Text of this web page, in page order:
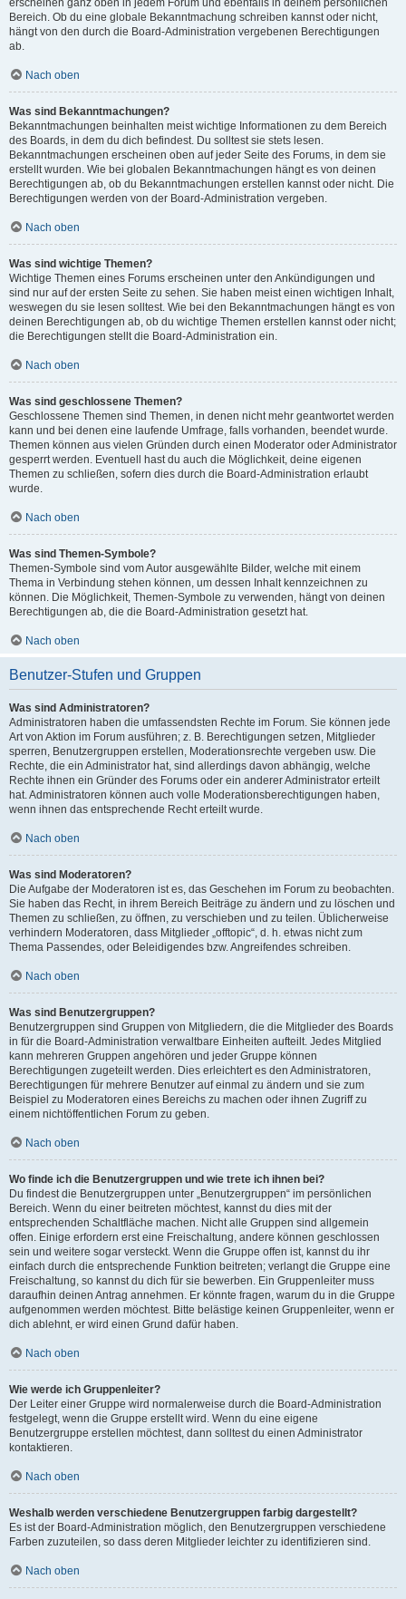
erscheinen ganz oben in jedem Forum und ebenfalls in deinem persönlichen
Bereich. Ob du eine globale Bekanntmachung schreiben kannst oder nicht,
hängt von den durch die Board-Administration vergebenen Berechtigungen
ab.
Nach oben
Was sind Bekanntmachungen?
Bekanntmachungen beinhalten meist wichtige Informationen zu dem Bereich
des Boards, in dem du dich befindest. Du solltest sie stets lesen.
Bekanntmachungen erscheinen oben auf jeder Seite des Forums, in dem sie
erstellt wurden. Wie bei globalen Bekanntmachungen hängt es von deinen
Berechtigungen ab, ob du Bekanntmachungen erstellen kannst oder nicht. Die
Berechtigungen werden von der Board-Administration vergeben.
Nach oben
Was sind wichtige Themen?
Wichtige Themen eines Forums erscheinen unter den Ankündigungen und
sind nur auf der ersten Seite zu sehen. Sie haben meist einen wichtigen Inhalt,
weswegen du sie lesen solltest. Wie bei den Bekanntmachungen hängt es von
deinen Berechtigungen ab, ob du wichtige Themen erstellen kannst oder nicht;
die Berechtigungen stellt die Board-Administration ein.
Nach oben
Was sind geschlossene Themen?
Geschlossene Themen sind Themen, in denen nicht mehr geantwortet werden
kann und bei denen eine laufende Umfrage, falls vorhanden, beendet wurde.
Themen können aus vielen Gründen durch einen Moderator oder Administrator
gesperrt werden. Eventuell hast du auch die Möglichkeit, deine eigenen
Themen zu schließen, sofern dies durch die Board-Administration erlaubt
wurde.
Nach oben
Was sind Themen-Symbole?
Themen-Symbole sind vom Autor ausgewählte Bilder, welche mit einem
Thema in Verbindung stehen können, um dessen Inhalt kennzeichnen zu
können. Die Möglichkeit, Themen-Symbole zu verwenden, hängt von deinen
Berechtigungen ab, die die Board-Administration gesetzt hat.
Nach oben
Benutzer-Stufen und Gruppen
Was sind Administratoren?
Administratoren haben die umfassendsten Rechte im Forum. Sie können jede
Art von Aktion im Forum ausführen; z. B. Berechtigungen setzen, Mitglieder
sperren, Benutzergruppen erstellen, Moderationsrechte vergeben usw. Die
Rechte, die ein Administrator hat, sind allerdings davon abhängig, welche
Rechte ihnen ein Gründer des Forums oder ein anderer Administrator erteilt
hat. Administratoren können auch volle Moderationsberechtigungen haben,
wenn ihnen das entsprechende Recht erteilt wurde.
Nach oben
Was sind Moderatoren?
Die Aufgabe der Moderatoren ist es, das Geschehen im Forum zu beobachten.
Sie haben das Recht, in ihrem Bereich Beiträge zu ändern und zu löschen und
Themen zu schließen, zu öffnen, zu verschieben und zu teilen. Üblicherweise
verhindern Moderatoren, dass Mitglieder „offtopic“, d. h. etwas nicht zum
Thema Passendes, oder Beleidigendes bzw. Angreifendes schreiben.
Nach oben
Was sind Benutzergruppen?
Benutzergruppen sind Gruppen von Mitgliedern, die die Mitglieder des Boards
in für die Board-Administration verwaltbare Einheiten aufteilt. Jedes Mitglied
kann mehreren Gruppen angehören und jeder Gruppe können
Berechtigungen zugeteilt werden. Dies erleichtert es den Administratoren,
Berechtigungen für mehrere Benutzer auf einmal zu ändern und sie zum
Beispiel zu Moderatoren eines Bereichs zu machen oder ihnen Zugriff zu
einem nichtöffentlichen Forum zu geben.
Nach oben
Wo finde ich die Benutzergruppen und wie trete ich ihnen bei?
Du findest die Benutzergruppen unter „Benutzergruppen“ im persönlichen
Bereich. Wenn du einer beitreten möchtest, kannst du dies mit der
entsprechenden Schaltfläche machen. Nicht alle Gruppen sind allgemein
offen. Einige erfordern erst eine Freischaltung, andere können geschlossen
sein und weitere sogar versteckt. Wenn die Gruppe offen ist, kannst du ihr
einfach durch die entsprechende Funktion beitreten; verlangt die Gruppe eine
Freischaltung, so kannst du dich für sie bewerben. Ein Gruppenleiter muss
daraufhin deinen Antrag annehmen. Er könnte fragen, warum du in die Gruppe
aufgenommen werden möchtest. Bitte belästige keinen Gruppenleiter, wenn er
dich ablehnt, er wird einen Grund dafür haben.
Nach oben
Wie werde ich Gruppenleiter?
Der Leiter einer Gruppe wird normalerweise durch die Board-Administration
festgelegt, wenn die Gruppe erstellt wird. Wenn du eine eigene
Benutzergruppe erstellen möchtest, dann solltest du einen Administrator
kontaktieren.
Nach oben
Weshalb werden verschiedene Benutzergruppen farbig dargestellt?
Es ist der Board-Administration möglich, den Benutzergruppen verschiedene
Farben zuzuteilen, so dass deren Mitglieder leichter zu identifizieren sind.
Nach oben